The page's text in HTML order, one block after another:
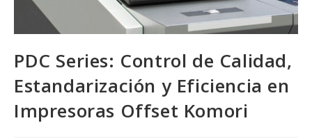
PDC Series: Control de Calidad,
Estandarización y Eficiencia en
Impresoras Offset Komori